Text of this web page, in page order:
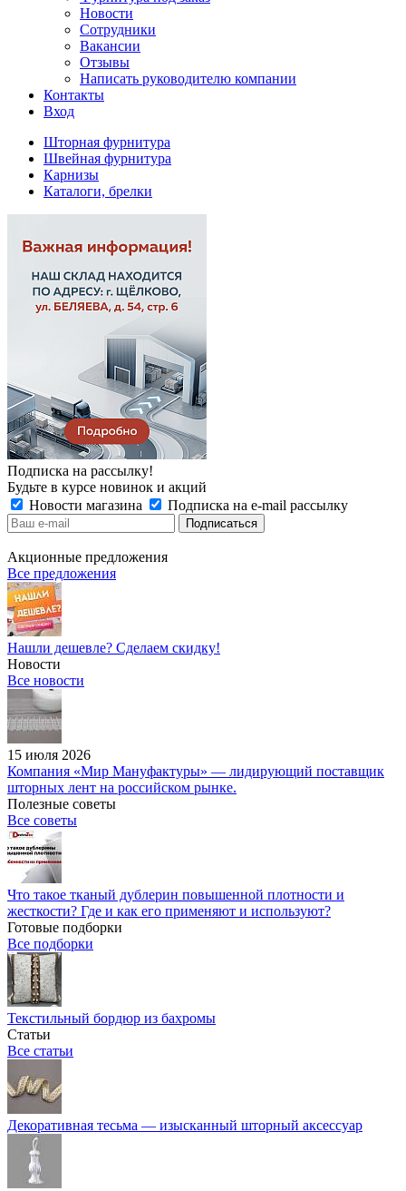
Новости
Сотрудники
Вакансии
Отзывы
Написать руководителю компании
Контакты
Вход
Шторная фурнитура
Швейная фурнитура
Карнизы
Каталоги, брелки
Подписка на рассылку!
Будьте в курсе новинок и акций
Новости магазина
Подписка на e-mail рассылку
Акционные предложения
Все предложения
Нашли дешевле? Сделаем скидку!
Новости
Все новости
15 июля 2026
Компания «Мир Мануфактуры» — лидирующий поставщик
шторных лент на российском рынке.
Полезные советы
Все советы
Что такое тканый дублерин повышенной плотности и
жесткости? Где и как его применяют и используют?
Готовые подборки
Все подборки
Текстильный бордюр из бахромы
Статьи
Все статьи
Декоративная тесьма — изысканный шторный аксессуар